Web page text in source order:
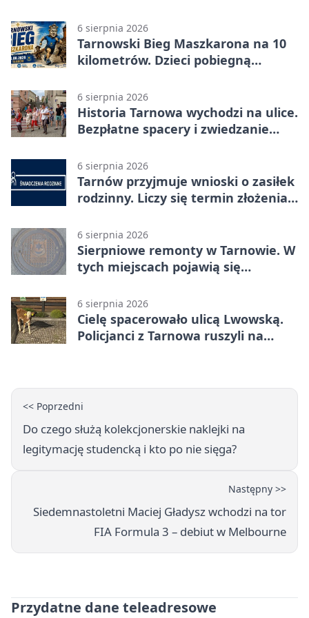
6 sierpnia 2026
Tarnowski Bieg Maszkarona na 10
kilometrów. Dzieci pobiegną
6 sierpnia 2026
Historia Tarnowa wychodzi na ulice.
Bezpłatne spacery i zwiedzanie
6 sierpnia 2026
Tarnów przyjmuje wnioski o zasiłek
rodzinny. Liczy się termin złożenia
6 sierpnia 2026
Sierpniowe remonty w Tarnowie. W
tych miejscach pojawią się
6 sierpnia 2026
Cielę spacerowało ulicą Lwowską.
Policjanci z Tarnowa ruszyli na
<< Poprzedni
Do czego służą kolekcjonerskie naklejki na
legitymację studencką i kto po nie sięga?
Następny >>
Siedemnastoletni Maciej Gładysz wchodzi na tor
FIA Formula 3 – debiut w Melbourne
Przydatne dane teleadresowe